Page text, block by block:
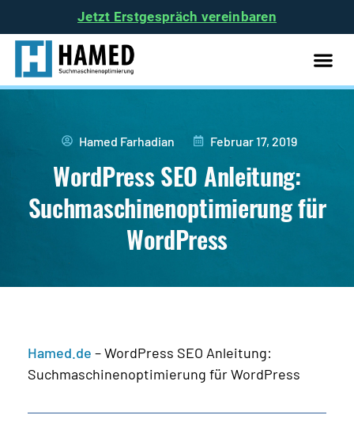
Jetzt Erstgespräch vereinbaren
Hamed Farhadian Februar 17, 2019
WordPress SEO Anleitung:
Suchmaschinenoptimierung für
WordPress
Hamed.de –WordPress SEO Anleitung:
Suchmaschinenoptimierung für WordPress